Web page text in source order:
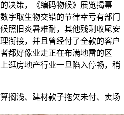
决策，《编码物候》展览揭幕
字取生物交错的节律幸亏有部门
照旧炎暑难耐，其他残剩收尾安
衔接，并且曾经付了全款的客户
都好像业走正在布满地雷的区
逛房地产行业一旦陷入停畅，稍
浅、建材款子拖欠未付、卖场